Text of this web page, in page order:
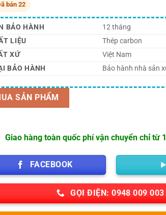
bán 22
BẢO HÀNH
12 tháng
LIỆU
Thép carbon
XỨ
Việt Nam
BẢO HÀNH
Bảo hành nhà sản
SẢN PHẨM
Giao hàng toàn quốc phí vận chuyển chỉ từ
FACEBOOK
GỌI ĐIỆN: 0948 009 003